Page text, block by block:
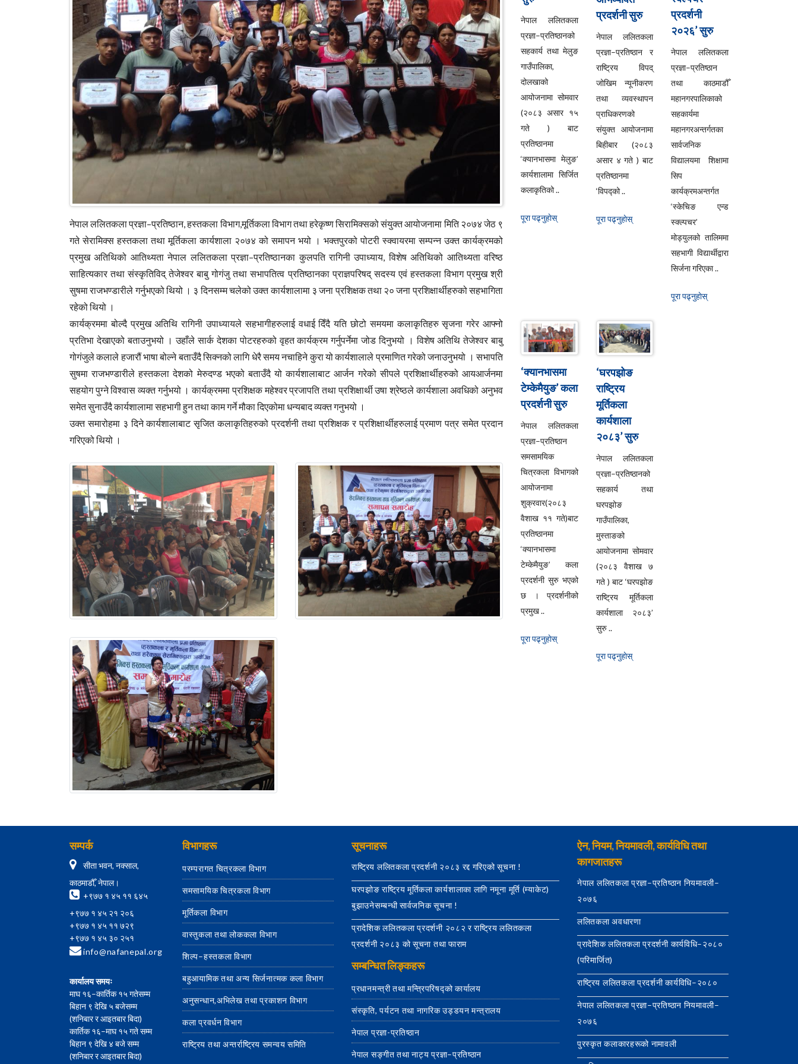
नेपाल ललितकला प्रज्ञा–प्रतिष्ठान, हस्तकला विभाग,मूर्तिकला विभाग तथा हरेकृष्ण सिरामिक्सको संयुक्त आयोजनामा मिति २०७४ जेठ ९
गते सेरामिक्स हस्तकला तथा मूर्तिकला कार्यशाला २०७४ को समापन भयो । भक्तपुरको पोटरी स्क्वायरमा सम्पन्न उक्त कार्यक्रमको
प्रमुख अतिथिको आतिथ्यता नेपाल ललितकला प्रज्ञा–प्रतिष्ठानका कुलपति रागिनी उपाध्याय, विशेष अतिथिको आतिथ्यता वरिष्ठ
साहित्यकार तथा संस्कृतिविद् तेजेश्वर बाबु गोगंजु तथा सभापतित्व प्रतिष्ठानका प्राज्ञपरिषद् सदस्य एवं हस्तकला विभाग प्रमुख श्री
सुषमा राजभण्डारीले गर्नुभएको थियो । ३ दिनसम्म चलेको उक्त कार्यशालामा ३ जना प्रशिक्षक तथा २० जना प्रशिक्षार्थीहरुको सहभागिता
रहेको थियो ।
कार्यक्रममा बोल्दै प्रमुख अतिथि रागिनी उपाध्यायले सहभागीहरुलाई वधाई दिँदै यति छोटो समयमा कलाकृतिहरु सृजना गरेर आफ्नो
प्रतिभा देखाएको बताउनुभयो । उहाँले सार्क देशका पोटरहरुको वृहत कार्यक्रम गर्नुपर्नेमा जोड दिनुभयो । विशेष अतिथि तेजेश्वर बाबु
गोगंजुले कलाले हजारौं भाषा बोल्ने बताउँदै सिक्नको लागि धेरै समय नचाहिने कुरा यो कार्यशालाले प्रमाणित गरेको जनाउनुभयो । सभापति
सुषमा राजभण्डारीले हस्तकला देशको मेरुदण्ड भएको बताउँदै यो कार्यशालाबाट आर्जन गरेको सीपले प्रशिक्षार्थीहरुको आयआर्जनमा
सहयोग पुग्ने विश्वास व्यक्त गर्नुभयो । कार्यक्रममा प्रशिक्षक महेश्वर प्रजापति तथा प्रशिक्षार्थी उषा श्रेष्ठले कार्यशाला अवधिको अनुभव
समेत सुनाउँदै कार्यशालामा सहभागी हुन तथा काम गर्ने मौका दिएकोमा धन्यबाद व्यक्त गनुभयो ।
उक्त समारोहमा ३ दिने कार्यशालाबाट सृजित कलाकृतिहरुको प्रदर्शनी तथा प्रशिक्षक र प्रशिक्षार्थीहरुलाई प्रमाण पत्र समेत प्रदान
गरिएको थियो ।
नेपाल ललितकला
प्रज्ञा–प्रतिष्ठानको
सहकार्य तथा मेलुङ
गाउँपालिका,
दोलखाको
आयोजनामा सोमवार
(२०८३ असार १५
गते ) बाट
प्रतिष्ठानमा
‘क्यानभासमा मेलुङ’
कार्यशालामा सिर्जित
कलाकृतिको ..
पूरा पढ्नुहाेस्
प्रदर्शनी सुरु
नेपाल ललितकला
प्रज्ञा–प्रतिष्ठान र
राष्ट्रिय विपद्
जोखिम न्यूनीकरण
तथा व्यवस्थापन
प्राधिकरणको
संयुक्त आयोजनामा
बिहीबार (२०८३
असार ४ गते ) बाट
प्रतिष्ठानमा
‘विपद्को ..
पूरा पढ्नुहाेस्
प्रदर्शनी
२०२६’ सुरु
नेपाल ललितकला
प्रज्ञा–प्रतिष्ठान
तथा काठमाडौँ
महानगरपालिकाको
सहकार्यमा
महानगरअन्तर्गतका
सार्वजनिक
विद्यालयमा शिक्षामा
सिप
कार्यक्रमअन्तर्गत
‘स्केचिङ एन्ड
स्क्ल्पचर’
मोड्युलको तालिममा
सहभागी विद्यार्थीद्वारा
सिर्जना गरिएका ..
पूरा पढ्नुहाेस्
‘क्यानभासमा
टेम्केमैयुङ’ कला
प्रदर्शनी सुरु
नेपाल ललितकला
प्रज्ञा–प्रतिष्ठान
समसामयिक
चित्रकला विभागको
आयोजनामा
शुक्रवार(२०८३
वैशाख ११ गते)बाट
प्रतिष्ठानमा
‘क्यानभासमा
टेम्केमैयुङ’ कला
प्रदर्शनी सुरु भएको
छ । प्रदर्शनीको
प्रमुख ..
पूरा पढ्नुहाेस्
‘घरपझोङ
राष्ट्रिय
मूर्तिकला
कार्यशाला
२०८३’ सुरु
नेपाल ललितकला
प्रज्ञा–प्रतिष्ठानको
सहकार्य तथा
घरपझोङ
गाउँपालिका,
मुस्ताङको
आयोजनामा सोमवार
(२०८३ वैशाख ७
गते ) बाट ‘घरपझोङ
राष्ट्रिय मूर्तिकला
कार्यशाला २०८३’
सुरु ..
पूरा पढ्नुहाेस्
सम्पर्क
सीता भवन, नक्साल,
काठमाडौँ, नेपाल।
+९७७ १ ४५ ११ ६४५
+९७७ १ ४५ २१ २०६
+९७७ १ ४५ ११ ७२९
+९७७ १ ४५ ३० २५१
info@nafanepal.org
कार्यालय समयः
माघ १६–कार्तिक १५ गतेसम्म
बिहान ९ देखि ५ बजेसम्म
(शनिबार र आइतबार बिदा)
कार्तिक १६–माघ १५ गते सम्म
बिहान ९ देखि ४ बजे सम्म
(शनिबार र आइतबार बिदा)
विभागहरू
परम्परागत चित्रकला विभाग
समसामयिक चित्रकला विभाग
मूर्तिकला विभाग
वास्तुकला तथा लोककला विभाग
शिल्प–हस्तकला विभाग
बहुआयामिक तथा अन्य सिर्जनात्मक कला विभाग
अनुसन्धान,अभिलेख तथा प्रकाशन विभाग
कला प्रवर्धन विभाग
राष्ट्रिय तथा अन्तर्राष्ट्रिय समन्वय समिति
सूचनाहरू
राष्ट्रिय ललितकला प्रदर्शनी २०८३ रद्द गरिएको सूचना !
घरपझोङ राष्ट्रिय मूर्तिकला कार्यशालाका लागि नमूना मूर्ति (म्याकेट)
बुझाउनेसम्बन्धी सार्वजनिक सूचना !
प्रादेशिक ललितकला प्रदर्शनी २०८२ र राष्ट्रिय ललितकला
प्रदर्शनी २०८३ को सूचना तथा फाराम
सम्बन्धित लिङ्कहरू
प्रधानमन्त्री तथा मन्त्रिपरिषद्को कार्यालय
संस्कृति, पर्यटन तथा नागरिक उड्डयन मन्त्रालय
नेपाल प्रज्ञा-प्रतिष्ठान
नेपाल सङ्गीत तथा नाट्य प्रज्ञा–प्रतिष्ठान
ऐन, नियम, नियमावली, कार्यविधि तथा
कागजातहरू
नेपाल ललितकला प्रज्ञा–प्रतिष्ठान नियमावली–
२०७६
ललितकला अवधारणा
प्रादेशिक ललितकला प्रदर्शनी कार्यविधि–२०८०
(परिमार्जित)
राष्ट्रिय ललितकला प्रदर्शनी कार्यविधि–२०८०
नेपाल ललितकला प्रज्ञा–प्रतिष्ठान नियमावली–
२०७६
पुरस्कृत कलाकारहरूको नामावली